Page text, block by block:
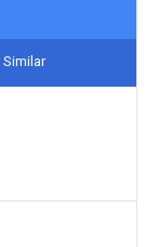
Similar